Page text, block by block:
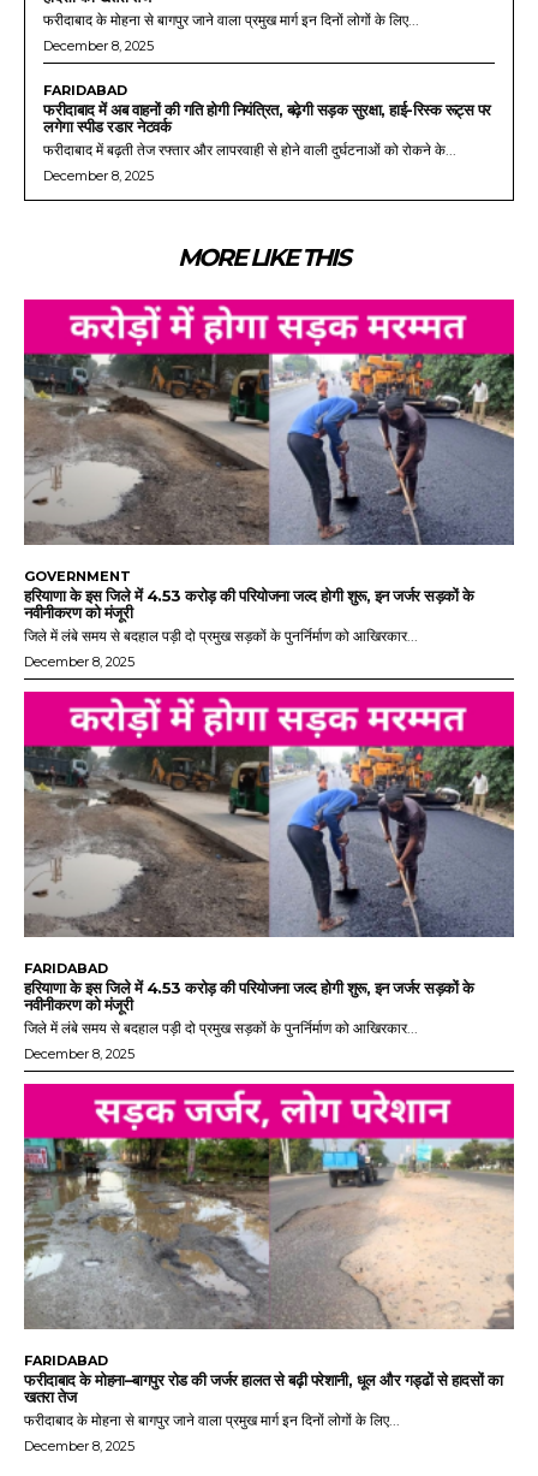
फरीदाबाद के मोहना से बागपुर जाने वाला प्रमुख मार्ग इन दिनों लोगों के लिए...
December 8, 2025
FARIDABAD
फरीदाबाद में अब वाहनों की गति होगी नियंत्रित, बढ़ेगी सड़क सुरक्षा, हाई-रिस्क रूट्स पर
लगेगा स्पीड रडार नेटवर्क
फरीदाबाद में बढ़ती तेज रफ्तार और लापरवाही से होने वाली दुर्घटनाओं को रोकने के...
December 8, 2025
MORE LIKE THIS
GOVERNMENT
हरियाणा के इस जिले में 4.53 करोड़ की परियोजना जल्द होगी शुरू, इन जर्जर सड़कों के
नवीनीकरण को मंजूरी
जिले में लंबे समय से बदहाल पड़ी दो प्रमुख सड़कों के पुनर्निर्माण को आखिरकार...
December 8, 2025
FARIDABAD
हरियाणा के इस जिले में 4.53 करोड़ की परियोजना जल्द होगी शुरू, इन जर्जर सड़कों के
नवीनीकरण को मंजूरी
जिले में लंबे समय से बदहाल पड़ी दो प्रमुख सड़कों के पुनर्निर्माण को आखिरकार...
December 8, 2025
FARIDABAD
फरीदाबाद के मोहना–बागपुर रोड की जर्जर हालत से बढ़ी परेशानी, धूल और गड्ढों से हादसों का
खतरा तेज
फरीदाबाद के मोहना से बागपुर जाने वाला प्रमुख मार्ग इन दिनों लोगों के लिए...
December 8, 2025